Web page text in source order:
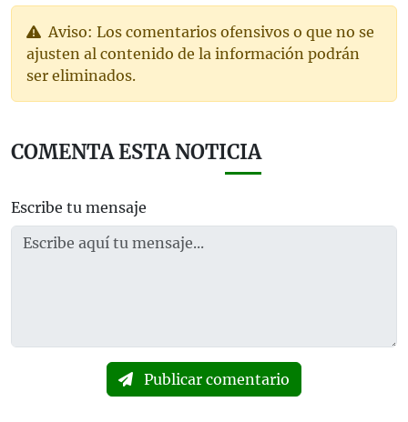
Aviso: Los comentarios ofensivos o que no se
ajusten al contenido de la información podrán
ser eliminados.
COMENTA ESTA NOTICIA
Escribe tu mensaje
Publicar comentario